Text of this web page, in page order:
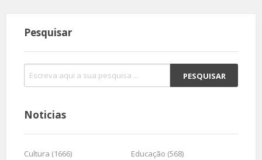
Pesquisar
Noticias
Cultura (1666)
Educação (568)